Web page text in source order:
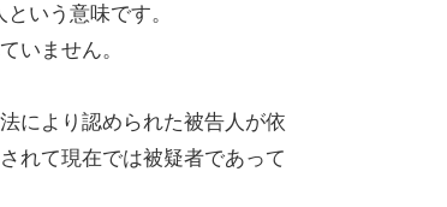
いう意味です。
いません。
により認められた被告人が依
れて現在では被疑者であって